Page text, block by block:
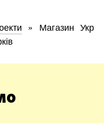
» Магазин Укр